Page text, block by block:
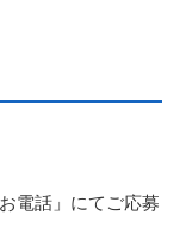
電話」にてご応募